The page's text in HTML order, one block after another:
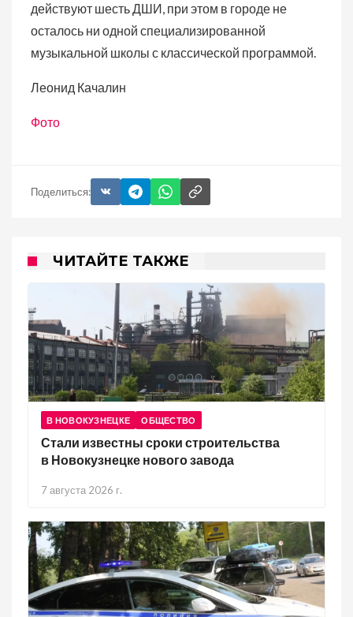
действуют шесть ДШИ, при этом в городе не
осталось ни одной специализированной
музыкальной школы с классической программой.
Леонид Качалин
Фото
Поделиться:
ЧИТАЙТЕ ТАКЖЕ
В НОВОКУЗНЕЦКЕ ОБЩЕСТВО
Стали известны сроки строительства
в Новокузнецке нового завода
7 августа 2026 г.